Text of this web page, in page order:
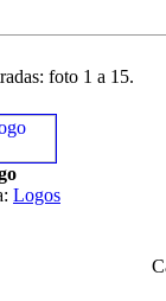
foto 1 a 15.
Logos